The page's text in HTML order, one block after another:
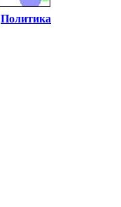
Политика